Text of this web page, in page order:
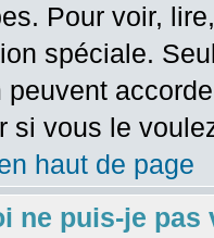
Pour voir,
spéciale.
peuvent
si vous le
haut de page
ne puis-je pas